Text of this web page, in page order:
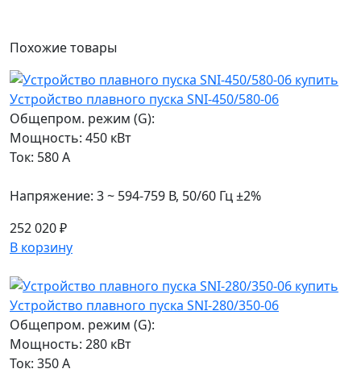
Похожиетовары
Устройство плавного пуска SNI-450/580-06
Общепром. режим (G):
Мощность: 450 кВт
Ток: 580 А
Напряжение: 3 ~ 594-759 В, 50/60 Гц ±2%
252 020 ₽
В корзину
Устройство плавного пуска SNI-280/350-06
Общепром. режим (G):
Мощность: 280 кВт
Ток: 350 А